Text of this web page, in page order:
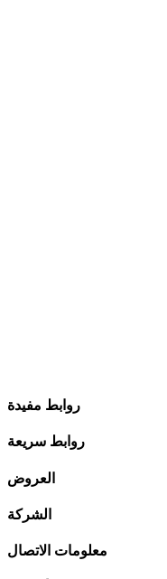
روابط مفيدة
روابط سريعة
العروض
الشركة
معلومات الاتصال